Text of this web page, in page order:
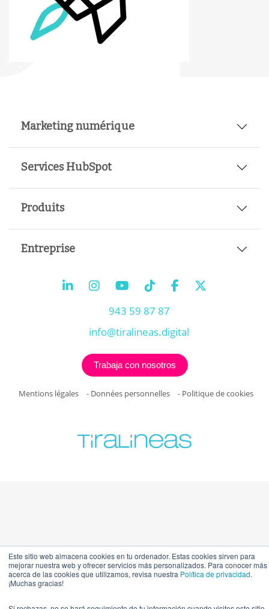
Este sitio web almacena cookies en tu ordenador. Estas cookies sirven para
mejorar nuestra web y ofrecer servicios más personalizados. Para conocer más
acerca de las cookies que utilizamos, revisa nuestra Política de privacidad.
¡Muchas gracias!
Marketing numérique
Services HubSpot
Produits
Entreprise
943 59 87 87
info@tiralineas.digital
Trabaja con nosotros
Mentions légales - Données personnelles - Politique de cookies